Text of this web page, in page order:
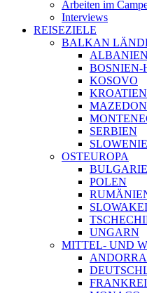
Arbeiten im
Interviews
REISEZIELE
BALKAN
ALBANIEN
BOSNIEN-
KOSOVO
KROATIEN
SERBIEN
OSTEUROPA
POLEN
SLOWAKEI
UNGARN
MITTEL- UND
ANDORRA